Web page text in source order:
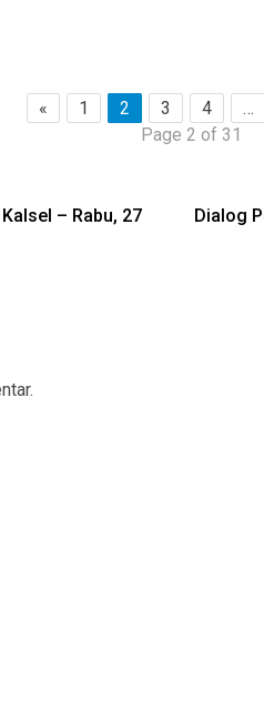
« 1 2 3 4 …
Page 2 of 31
– Rabu, 27
Dialog